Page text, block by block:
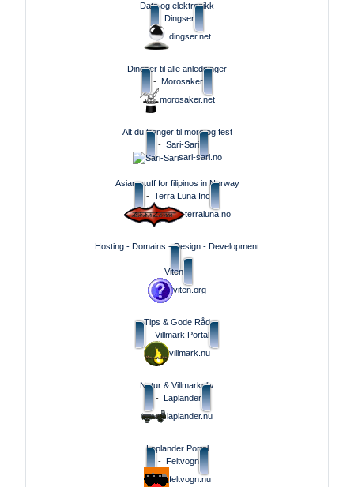
Data og elektronikk
Dingser
dingser.net
Dingser til alle anledninger
- Morosaker
morosaker.net
Alt du trenger til moro og fest
- Sari-Sari
sari-sari.no
Asian stuff for filipinos in Norway
- Terra Luna Inc
terraluna.no
Hosting - Domains - Design - Development
Viten
viten.org
Tips & Gode Råd
- Villmark Portal
villmark.nu
Natur & Villmarksliv
- Laplander
laplander.nu
Laplander Portal
- Feltvogn
feltvogn.nu